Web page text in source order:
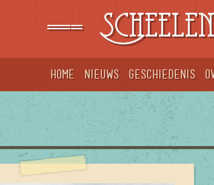
===
Home Nieuws Geschiedenis